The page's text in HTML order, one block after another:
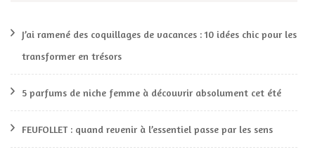
J’ai ramené des coquillages de vacances : 10 idées chic pour les
transformer en trésors
5 parfums de niche femme à découvrir absolument cet été
FEUFOLLET : quand revenir à l’essentiel passe par les sens